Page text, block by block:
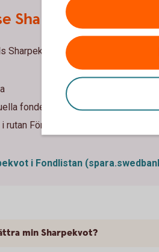
Sharpekvot?
Sharpekvot - följ stegen:
fondens sida
Fördjupad information
i Fondlistan
min Sharpekvot?